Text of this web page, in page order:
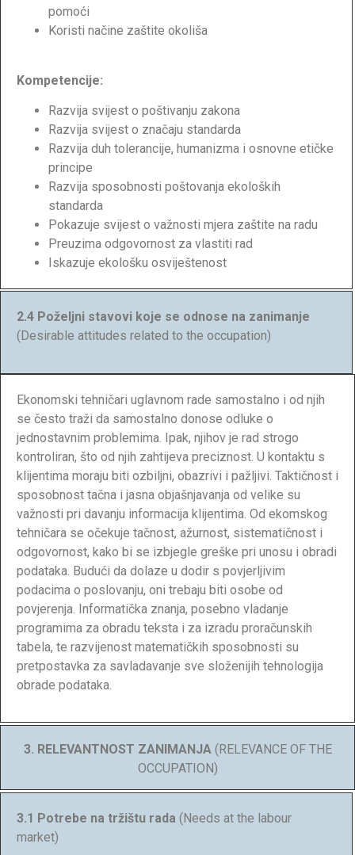
pomoći
Koristi načine zaštite okoliša
Kompetencije:
Razvija svijest o poštivanju zakona
Razvija svijest o značaju standarda
Razvija duh tolerancije, humanizma i osnovne etičke
principe
Razvija sposobnosti poštovanja ekoloških
standarda
Pokazuje svijest o važnosti mjera zaštite na radu
Preuzima odgovornost za vlastiti rad
Iskazuje ekološku osviještenost
2.4 Poželjni stavovi koje se odnose na zanimanje
(Desirable attitudes related to the occupation)
Ekonomski tehničari uglavnom rade samostalno i od njih
se često traži da samostalno donose odluke o
jednostavnim problemima. Ipak, njihov je rad strogo
kontroliran, što od njih zahtijeva preciznost. U kontaktu s
klijentima moraju biti ozbiljni, obazrivi i pažljivi. Taktičnost i
sposobnost tačna i jasna objašnjavanja od velike su
važnosti pri davanju informacija klijentima. Od ekomskog
tehničara se očekuje tačnost, ažurnost, sistematičnost i
odgovornost, kako bi se izbjegle greške pri unosu i obradi
podataka. Budući da dolaze u dodir s povjerljivim
podacima o poslovanju, oni trebaju biti osobe od
povjerenja. Informatička znanja, posebno vladanje
programima za obradu teksta i za izradu proračunskih
tabela, te razvijenost matematičkih sposobnosti su
pretpostavka za savladavanje sve složenijih tehnologija
obrade podataka.
3. RELEVANTNOST ZANIMANJA(RELEVANCE OF THE
OCCUPATION)
3.1 Potrebe na tržištu rada (Needs at the labour
market)